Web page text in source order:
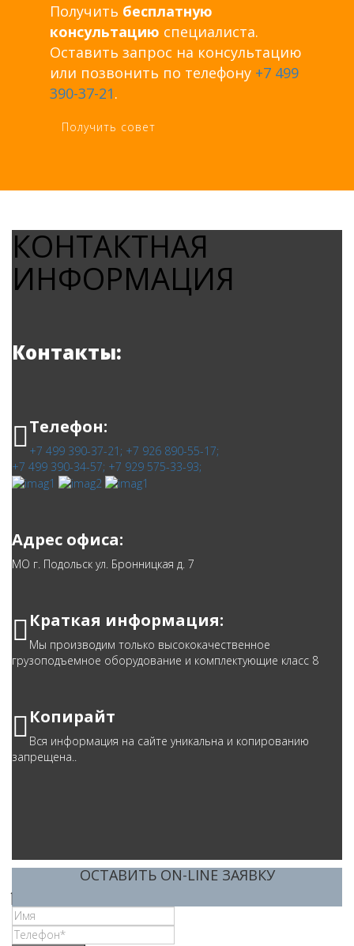
Получить бесплатную
консультацию специалиста.
Оставить запрос на консультацию
или позвонить по телефону +7 499
390-37-21.
Получить совет
КОНТАКТНАЯ
ИНФОРМАЦИЯ
Контакты:
Телефон:
+7 499 390-37-21; +7 926 890-55-17;
+7 499 390-34-57; +7 929 575-33-93;
Адрес офиса:
МО г. Подольск ул. Бронницкая д. 7
Краткая информация:
Мы производим только высококачественное
грузоподъемное оборудование и комплектующие класс 8
Копирайт
Вся информация на сайте уникальна и копированию
запрещена..
ОСТАВИТЬ ON-LINE ЗАЯВКУ